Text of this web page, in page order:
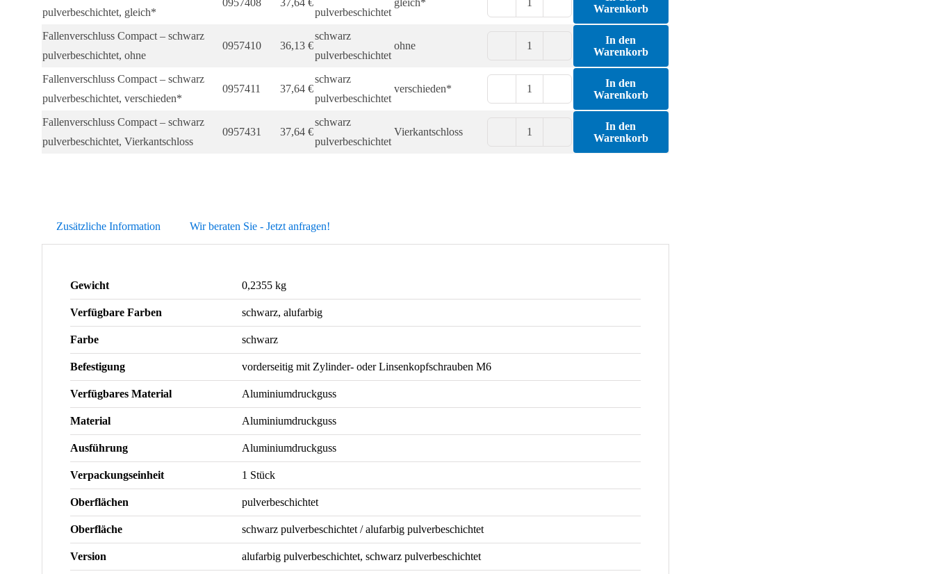
Menge
pulverbeschichtet, gleich*
0957408 37,64 €
pulverbeschichtet
gleich*
Fallenverschluss
Menge
Warenkorb
Fallenverschluss Compact – schwarz
pulverbeschichtet, ohne
0957410 36,13 €
schwarz
pulverbeschichtet
ohne
Fallenverschluss
Compact
Menge
In den
Warenkorb
Fallenverschluss Compact – schwarz
pulverbeschichtet, verschieden*
0957411 37,64 €
schwarz
pulverbeschichtet
verschieden*
Fallenverschluss
Menge
In den
Warenkorb
Fallenverschluss Compact – schwarz
pulverbeschichtet, Vierkantschloss
0957431 37,64 €
schwarz
pulverbeschichtet
Vierkantschloss
Fallenverschluss
In den
Warenkorb
Zusätzliche Information Wir beraten Sie - Jetzt anfragen!
Gewicht 0,2355 kg
Verfügbare Farben schwarz, alufarbig
Farbe schwarz
Befestigung vorderseitig mit Zylinder- oder Linsenkopfschrauben M6
Verfügbares Material Aluminiumdruckguss
Material Aluminiumdruckguss
Ausführung Aluminiumdruckguss
Verpackungseinheit 1 Stück
Oberflächen pulverbeschichtet
Oberfläche schwarz pulverbeschichtet / alufarbig pulverbeschichtet
Version alufarbig pulverbeschichtet, schwarz pulverbeschichtet